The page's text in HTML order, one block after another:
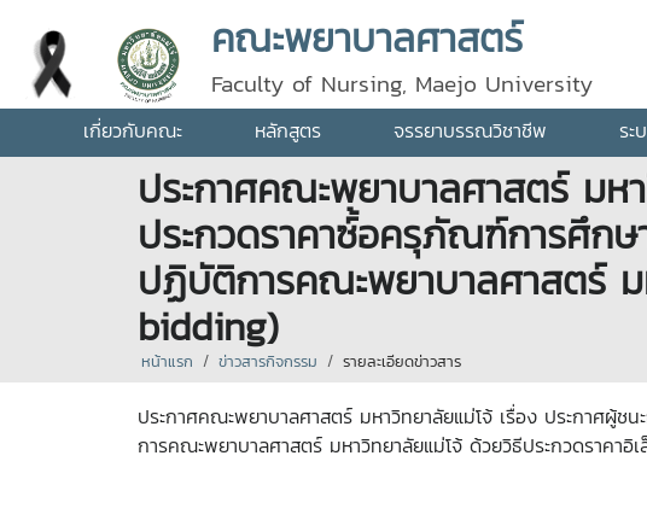
คณะพยาบาลศาสตร์
Faculty of Nursing, Maejo University
เกี่ยวกับคณะ หลักสูตร จรรยาบรรณวิชาชีพ ระ
ประกาศคณะพยาบาลศาสตร์ มห
ประกวดราคาซ์้อครุภัณฑ์การศึกษ
ปฏิบัติการคณะพยาบาลศาสตร์ ม
bidding)
หน้าแรก ข่าวสารกิจกรรม รายละเอียดข่าวสาร
ประกาศคณะพยาบาลศาสตร์ มหาวิทยาลัยแม่โจ้ เรื่อง ประกาศผู้ช
การคณะพยาบาลศาสตร์ มหาวิทยาลัยแม่โจ้ ด้วยวิธีประกวดราคา